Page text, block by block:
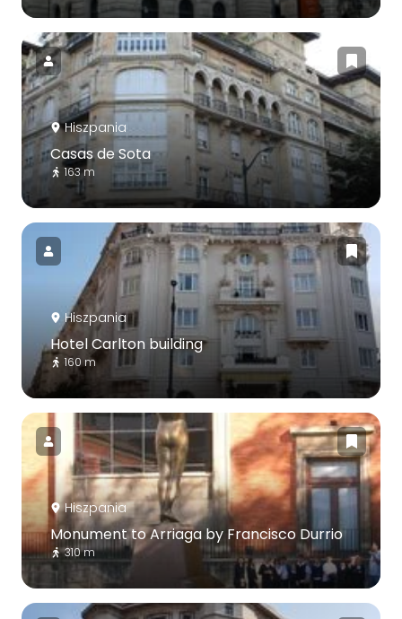
Hiszpania
Casas de Sota
163 m
Hiszpania
Hotel Carlton building
160 m
Hiszpania
Monument to Arriaga by Francisco Durrio
310 m